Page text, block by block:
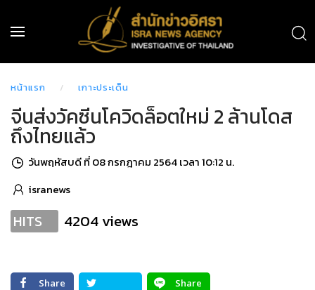
หน้าแรก เกาะประเด็น
จีนส่งวัคซีนโควิดล็อตใหม่ 2 ล้านโดส
ถึงไทยแล้ว
วันพฤหัสบดี ที่ 08 กรกฎาคม 2564 เวลา 10:12 น.
isranews
HITS 4204 views
Share
Share